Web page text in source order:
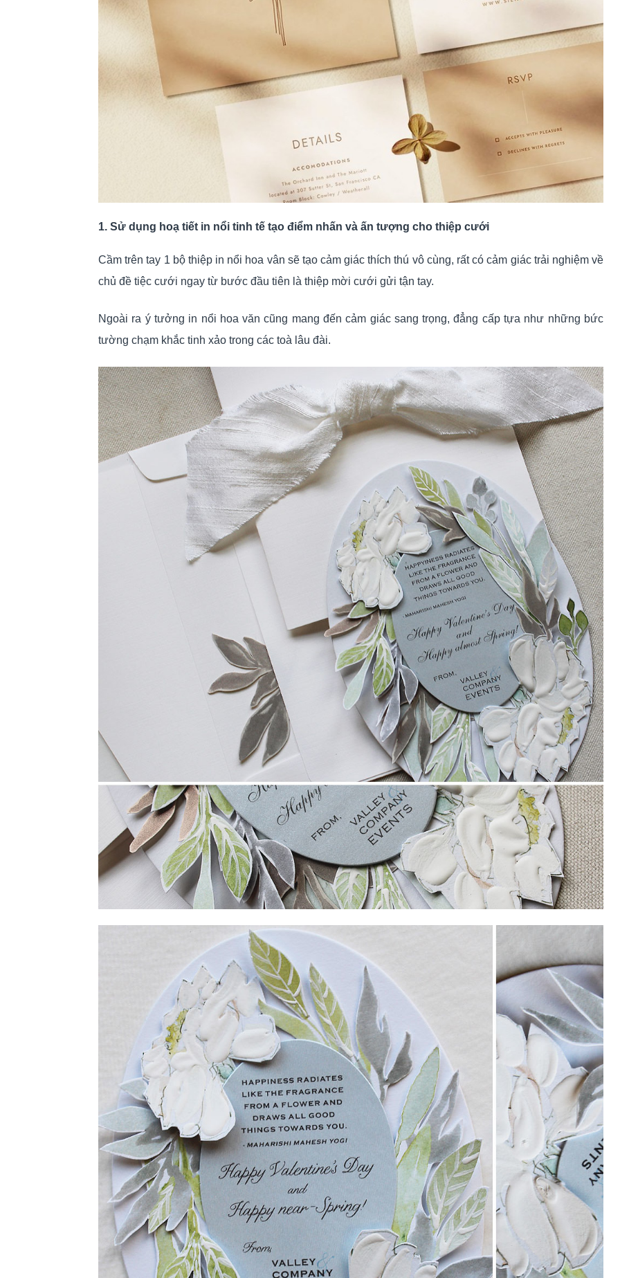
1. Sử dụng hoạ tiết in nổi tinh tế tạo điểm nhấn và ấn tượng cho thiệp cưới
Cầm trên tay 1 bộ thiệp in nổi hoa vân sẽ tạo cảm giác thích thú vô cùng, rất có cảm giác trải nghiệm về
chủ đề tiệc cưới ngay từ bước đầu tiên là thiệp mời cưới gửi tận tay.
Ngoài ra ý tưởng in nổi hoa văn cũng mang đến cảm giác sang trọng, đẳng cấp tựa như những bức
tường chạm khắc tinh xảo trong các toà lâu đài.